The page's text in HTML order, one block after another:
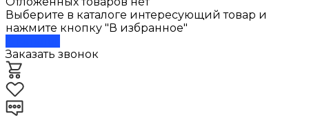
Выберите в каталоге интересующий товар и
нажмите кнопку "В избранное"
Заказать звонок